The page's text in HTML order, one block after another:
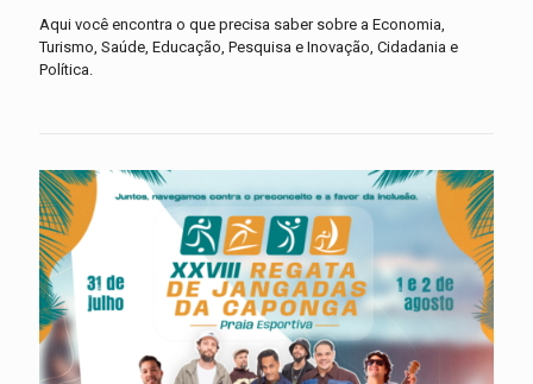
Aqui você encontra o que precisa saber sobre a Economia,
Turismo, Saúde, Educação, Pesquisa e Inovação, Cidadania e
Política.